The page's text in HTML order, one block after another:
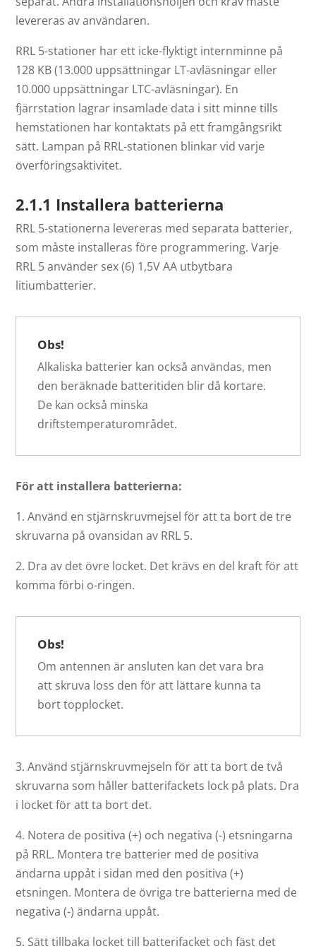
levereras av användaren.
RRL 5-stationer har ett icke-flyktigt internminne på
128 KB (13.000 uppsättningar LT-avläsningar eller
10.000 uppsättningar LTC-avläsningar). En
fjärrstation lagrar insamlade data i sitt minne tills
hemstationen har kontaktats på ett framgångsrikt
sätt. Lampan på RRL-stationen blinkar vid varje
överföringsaktivitet.
2.1.1 Installera batterierna
RRL 5-stationerna levereras med separata batterier,
som måste installeras före programmering. Varje
RRL 5 använder sex (6) 1,5V AA utbytbara
litiumbatterier.
Obs!
Alkaliska batterier kan också användas, men
den beräknade batteritiden blir då kortare.
De kan också minska
driftstemperaturområdet.
För att installera batterierna:
1. Använd en stjärnskruvmejsel för att ta bort de tre
skruvarna på ovansidan av RRL 5.
2. Dra av det övre locket. Det krävs en del kraft för att
komma förbi o-ringen.
Obs!
Om antennen är ansluten kan det vara bra
att skruva loss den för att lättare kunna ta
bort topplocket.
3. Använd stjärnskruvmejseln för att ta bort de två
skruvarna som håller batterifackets lock på plats. Dra
i locket för att ta bort det.
4. Notera de positiva (+) och negativa (-) etsningarna
på RRL. Montera tre batterier med de positiva
ändarna uppåt i sidan med den positiva (+)
etsningen. Montera de övriga tre batterierna med de
negativa (-) ändarna uppåt.
5. Sätt tillbaka locket till batterifacket och fäst det